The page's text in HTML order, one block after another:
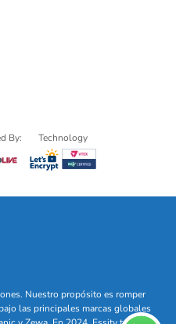
By: Technology
Nuestro propósito es romper
las principales marcas globales